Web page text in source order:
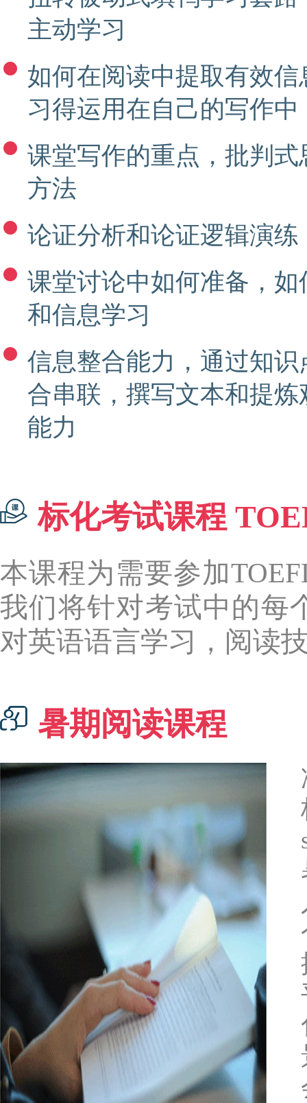
主动学习
如何在阅读中提取有效信
习得运用在自己的写作中
课堂写作的重点，批判式
方法
论证分析和论证逻辑演练
课堂讨论中如何准备，如
和信息学习
信息整合能力，通过知识
合串联，撰写文本和提炼
能力
标化考试课程
本课程为需要参加
我们将针对考试中的每
对英语语言学习，阅读
暑期阅读课程